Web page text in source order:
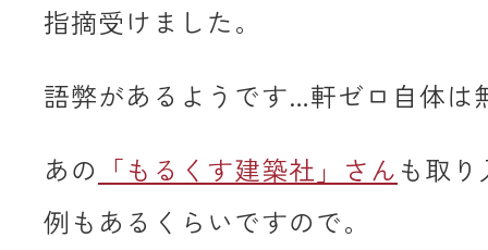
指摘受けました。
語弊があるようです…軒ゼロ自体は
あの 「もるくす建築社」さん も取
例もあるくらいですので。